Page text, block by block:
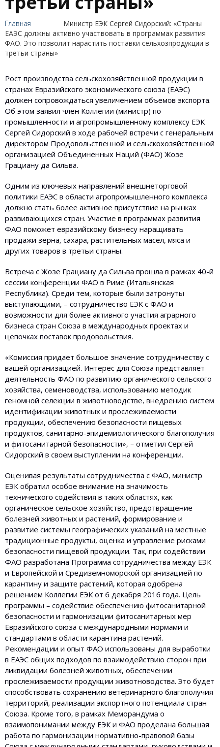
Главная
Министр ЕЭК Сергей Сидорский: «Страны
ЕАЭС должны активно участвовать в программах развития
ФАО. Это позволит нарастить поставки сельхозпродукции в
третьи страны»
Рост производства сельскохозяйственной продукции в
странах Евразийского экономического союза (ЕАЭС)
должен сопровождаться увеличением объемов экспорта.
Об этом заявил член Коллегии (министр) по
промышленности и агропромышленному комплексу ЕЭК
Сергей Сидорский в ходе рабочей встречи с генеральным
директором Продовольственной и сельскохозяйственной
организацией Объединенных Наций (ФАО) Жозе
Грациану да Сильва.
Одним из ключевых направлений внешнеторговой
политики ЕАЭС в области агропромышленного комплекса
должно стать более активное присутствие на рынках
развивающихся стран. Участие в программах развития
ФАО поможет евразийскому бизнесу наращивать
продажи зерна, сахара, растительных масел, мяса и
других товаров в третьи страны.
Встреча с Жозе Грациану да Сильва прошла в рамках 40-й
сессии конференции ФАО в Риме (Итальянская
Республика). Среди тем, которые были затронуты
выступающими, – сотрудничество ЕЭК с ФАО и
возможности для более активного участия аграрного
бизнеса стран Союза в международных проектах и
цепочках поставок продовольствия.
«Комиссия придает большое значение сотрудничеству с
вашей организацией. Интерес для Союза представляет
деятельность ФАО по развитию органического сельского
хозяйства, семеноводства, использованию методик
геномной селекции в животноводстве, внедрению систем
идентификации животных и прослеживаемости
продукции, обеспечению безопасности пищевых
продуктов, санитарно-эпидемиологического благополучия
и фитосанитарной безопасности», – отметил Сергей
Сидорский в своем выступлении на конференции.
Оценивая результаты сотрудничества с ФАО, министр
ЕЭК обратил особое внимание на значимость
технического содействия в таких областях, как
органическое сельское хозяйство, предотвращение
болезней животных и растений, формирование и
развитие системы географических указаний на местные
традиционные продукты, оценка и управление рисками
безопасности пищевой продукции. Так, при содействии
ФАО разработана Программа сотрудничества между ЕЭК
и Европейской и Средиземноморской организацией по
карантину и защите растений, которая одобрена
решением Коллегии ЕЭК от 6 декабря 2016 года. Цель
программы – содействие обеспечению фитосанитарной
безопасности и гармонизации фитосанитарных мер
Евразийского союза с международными нормами и
стандартами в области карантина растений.
Рекомендации и опыт ФАО использованы для выработки
в ЕАЭС общих подходов по взаимодействию сторон при
ликвидации болезней животных, обеспечении
прослеживаемости продукции животноводства. Это будет
способствовать сохранению ветеринарного благополучия
территорий, реализации экспортного потенциала стран
Союза. Кроме того, в рамках Меморандума о
взаимопонимании между ЕЭК и ФАО проделана большая
работа по гармонизации нормативно-правовой базы